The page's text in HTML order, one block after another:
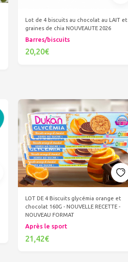
Lot de 4 biscuits au chocolat au LAIT et
graines de chia NOUVEAUTE 2026
Barres/biscuits
20,20€
LOT DE 4 Biscuits glycémia orange et
chocolat 160G - NOUVELLE RECETTE -
NOUVEAU FORMAT
Après le sport
21,42€